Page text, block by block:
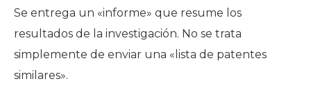
Se entrega un «informe» que resume los
resultados de la investigación. No se trata
simplemente de enviar una «lista de patentes
similares».